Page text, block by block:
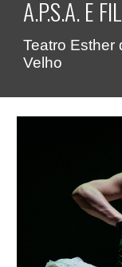
A.P.S.A. E
Teatro Esther
Velho